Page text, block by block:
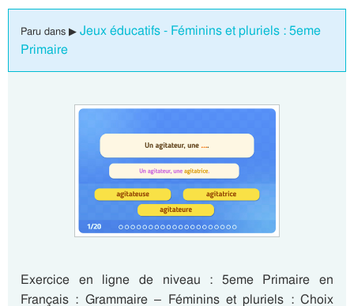
Paru dans ▶ Jeux éducatifs - Féminins et pluriels : 5eme
Primaire
Exercice en ligne de niveau : 5eme Primaire en
Français : Grammaire – Féminins et pluriels : Choix